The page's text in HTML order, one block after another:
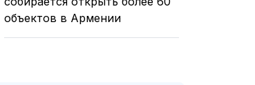
объектов в Армении